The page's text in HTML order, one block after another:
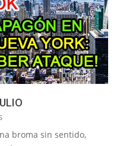
broma sin sentido,